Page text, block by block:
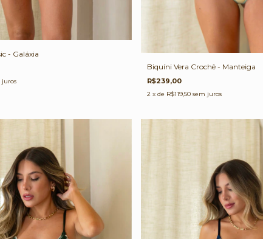
- Galáxia
juros
Biquíni Vera Crochê - Manteiga
R$239,00
2 x de R$119,50 sem juros